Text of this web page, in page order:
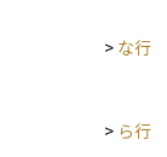
> な行
> ら行